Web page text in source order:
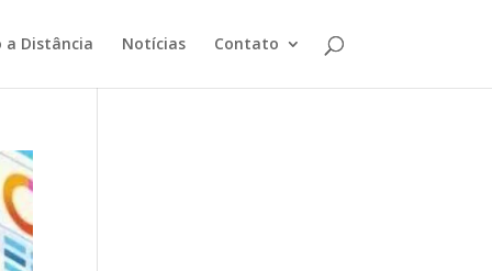
a Distância Notícias Contato